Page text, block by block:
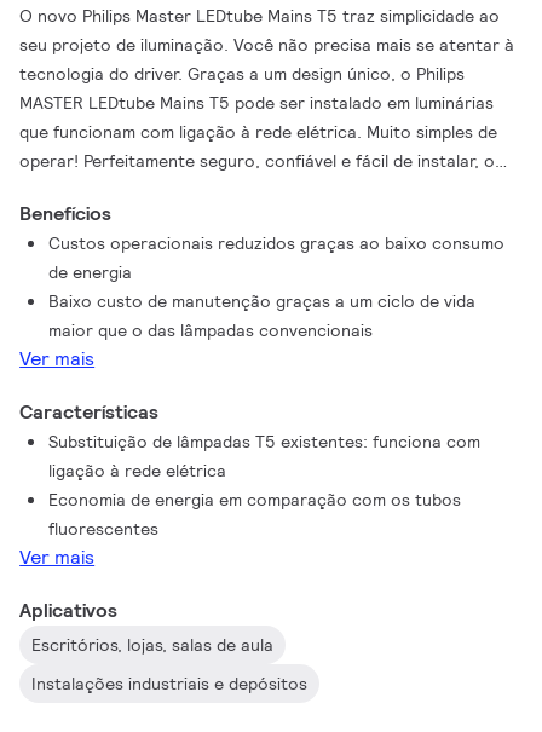
O novo Philips Master LEDtube Mains T5 traz simplicidade ao
seu projeto de iluminação. Você não precisa mais se atentar à
tecnologia do driver. Graças a um design único, o Philips
MASTER LEDtube Mains T5 pode ser instalado em luminárias
que funcionam com ligação à rede elétrica. Muito simples de
operar! Perfeitamente seguro, confiável e fácil de instalar, o
tubos fluorescentes padrão para maximizar o valor ao longo
da vida útil com alta economia de energia e custos de
manutenção mais baixos.
Benefícios
Custos operacionais reduzidos graças ao baixo consumo
de energia
Baixo custo de manutenção graças a um ciclo de vida
maior que o das lâmpadas convencionais
Ver mais
Características
Substituição de lâmpadas T5 existentes: funciona com
ligação à rede elétrica
Economia de energia em comparação com os tubos
fluorescentes
Ver mais
Aplicativos
Escritórios, lojas, salas de aula
Instalações industriais e depósitos